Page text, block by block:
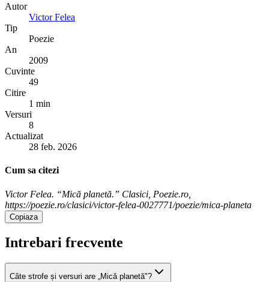
Autor
Victor Felea
Tip
Poezie
An
2009
Cuvinte
49
Citire
1 min
Versuri
8
Actualizat
28 feb. 2026
Cum sa citezi
Victor Felea. “Mică planetă.” Clasici, Poezie.ro,
https://poezie.ro/clasici/victor-felea-0027771/poezie/mica-planeta
Copiaza
Intrebari frecvente
Câte strofe și versuri are „Mică planetă"?